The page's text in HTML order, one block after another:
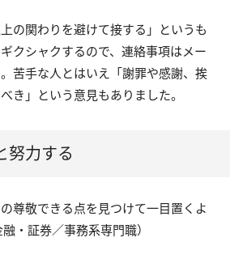
の関わりを避けて接する」というも
クシャクするので、連絡事項はメー
苦手な人とはいえ「謝罪や感謝、挨
き」という意見もありました。
努力する
尊敬できる点を見つけて一目置くよ
・証券／事務系専門職）